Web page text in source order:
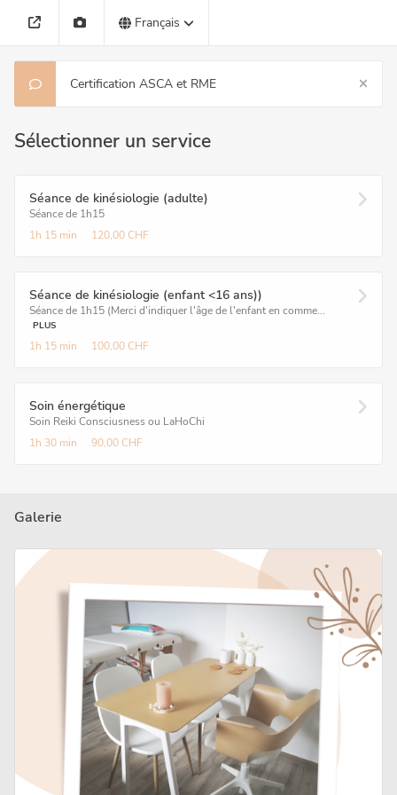
Français
Certification ASCA et RME
Sélectionner un service
Séance de kinésiologie (adulte)
Séance de 1h15
1h 15 min 120,00 CHF
Séance de kinésiologie (enfant <16 ans))
Séance de 1h15 (Merci d'indiquer l'âge de l'enfant en comme...
PLUS
1h 15 min 100,00 CHF
Soin énergétique
Soin Reiki Consciusness ou LaHoChi
1h 30 min 90,00 CHF
Galerie